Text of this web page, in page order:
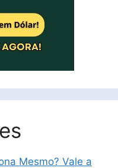
Mesmo? Vale a